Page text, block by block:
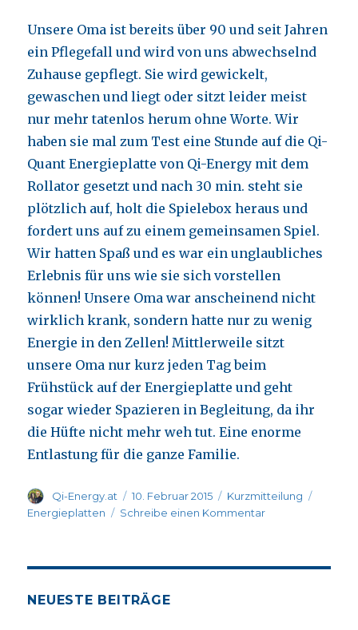
Unsere Oma ist bereits über 90 und seit Jahren
ein Pflegefall und wird von uns abwechselnd
Zuhause gepflegt. Sie wird gewickelt,
gewaschen und liegt oder sitzt leider meist
nur mehr tatenlos herum ohne Worte. Wir
haben sie mal zum Test eine Stunde auf die Qi-
Quant Energieplatte von Qi-Energy mit dem
Rollator gesetzt und nach 30 min. steht sie
plötzlich auf, holt die Spielebox heraus und
fordert uns auf zu einem gemeinsamen Spiel.
Wir hatten Spaß und es war ein unglaubliches
Erlebnis für uns wie sie sich vorstellen
können! Unsere Oma war anscheinend nicht
wirklich krank, sondern hatte nur zu wenig
Energie in den Zellen! Mittlerweile sitzt
unsere Oma nur kurz jeden Tag beim
Frühstück auf der Energieplatte und geht
sogar wieder Spazieren in Begleitung, da ihr
die Hüfte nicht mehr weh tut. Eine enorme
Entlastung für die ganze Familie.
Autor
Qi-Energy.at
Veröffentlicht
am
10. Februar 2015 Format
Kurzmitteilung
Energieplatten
Schreibe einen Kommentarzu
NEUESTE BEITRÄGE